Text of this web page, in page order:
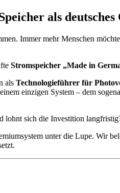
als deutsches
Immer mehr Menschen
Stromspeicher „Made in
als Technologieführer für
einzigen System – dem
lohnt sich die Investition
unter die Lupe. Wir